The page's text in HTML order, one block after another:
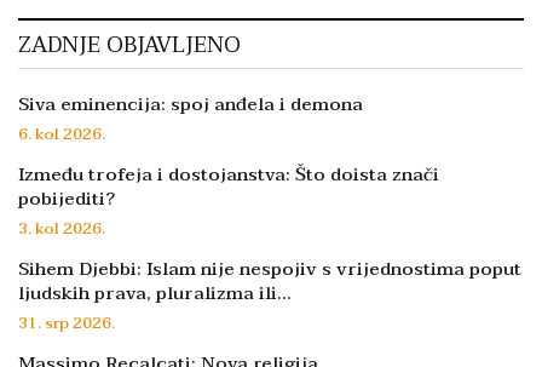
ZADNJE OBJAVLJENO
Siva eminencija: spoj anđela i demona
6. kol 2026.
Između trofeja i dostojanstva: Što doista znači
pobijediti?
3. kol 2026.
Sihem Djebbi: Islam nije nespojiv s vrijednostima poput
ljudskih prava, pluralizma ili…
31. srp 2026.